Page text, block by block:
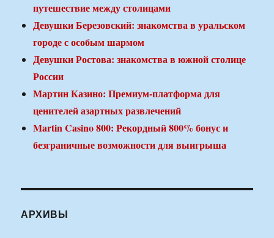
путешествие между столицами
Девушки Березовский: знакомства в уральском
городе с особым шармом
Девушки Ростова: знакомства в южной столице
России
Мартин Казино: Премиум-платформа для
ценителей азартных развлечений
Martin Casino 800: Рекордный 800% бонус и
безграничные возможности для выигрыша
АРХИВЫ